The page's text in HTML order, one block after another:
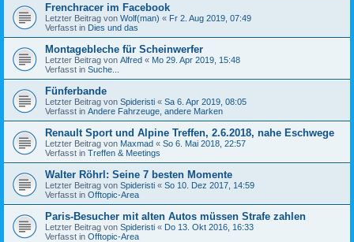
Frenchracer im Facebook
Letzter Beitrag von Wolf(man) « Fr 2. Aug 2019, 07:49
Verfasst in Dies und das
Montagebleche für Scheinwerfer
Letzter Beitrag von Alfred « Mo 29. Apr 2019, 15:48
Verfasst in Suche...
Fünferbande
Letzter Beitrag von Spideristi « Sa 6. Apr 2019, 08:05
Verfasst in Andere Fahrzeuge, andere Marken
Renault Sport und Alpine Treffen, 2.6.2018, nahe Eschwege
Letzter Beitrag von Maxmad « So 6. Mai 2018, 22:57
Verfasst in Treffen & Meetings
Walter Röhrl: Seine 7 besten Momente
Letzter Beitrag von Spideristi « So 10. Dez 2017, 14:59
Verfasst in Offtopic-Area
Paris-Besucher mit alten Autos müssen Strafe zahlen
Letzter Beitrag von Spideristi « Do 13. Okt 2016, 16:33
Verfasst in Offtopic-Area